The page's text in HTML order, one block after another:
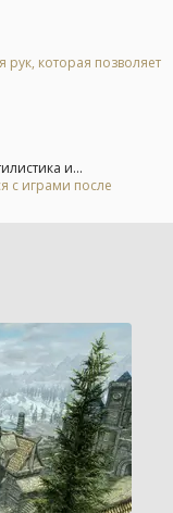
которая позволяет
и...
с играми после